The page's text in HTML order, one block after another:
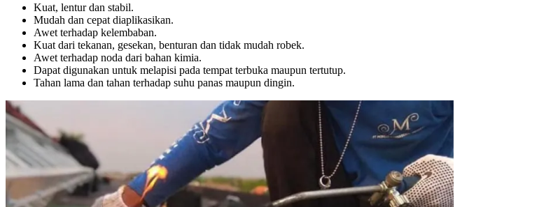
Kuat, lentur dan stabil.
Mudah dan cepat diaplikasikan.
Awet terhadap kelembaban.
Kuat dari tekanan, gesekan, benturan dan tidak mudah robek.
Awet terhadap noda dari bahan kimia.
Dapat digunakan untuk melapisi pada tempat terbuka maupun tertutup.
Tahan lama dan tahan terhadap suhu panas maupun dingin.